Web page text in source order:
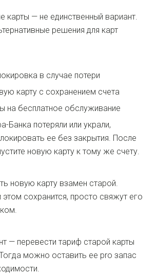
карты — не единственный вариант.
решения для карт
в случае потери
карту с сохранением счета
на бесплатное обслуживание
Банка потеряли или украли,
ее без закрытия. После
новую карту к тому же счету.
новую карту взамен старой.
этом сохранится, просто свяжут его
— перевести тариф старой карты
можно оставить ее pro запас